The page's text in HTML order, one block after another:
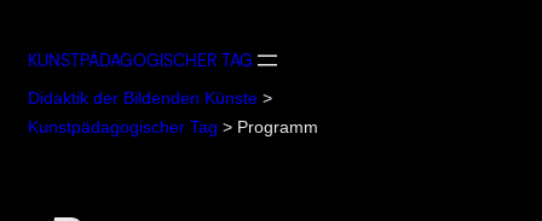
Inhalt
KUNSTPÄDAGOGISCHER TAG
Didaktik der Bildenden Künste >
Kunstpädagogischer Tag > Programm